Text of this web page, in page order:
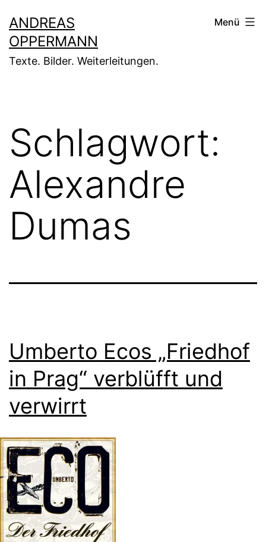
Inhalt
springen
ANDREAS
OPPERMANN
Texte. Bilder. Weiterleitungen.
Menü
Schlagwort:
Alexandre
Dumas
Umberto Ecos „Friedhof
in Prag“ verblüfft und
verwirrt